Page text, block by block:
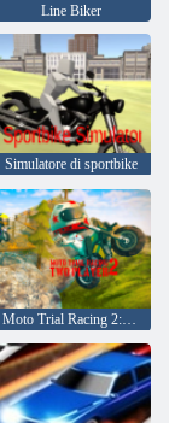
Line Biker
Simulatore di sportbike
Moto Trial Racing 2: due giocatori